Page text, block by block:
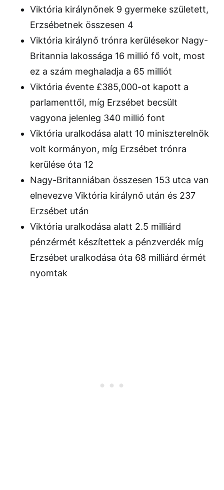
Viktória királynőnek 9 gyermeke született,
Erzsébetnek összesen 4
Viktória királynő trónra kerülésekor Nagy-
Britannia lakossága 16 millió fő volt, most
ez a szám meghaladja a 65 milliót
Viktória évente £385,000-ot kapott a
parlamenttől, míg Erzsébet becsült
vagyona jelenleg 340 millió font
Viktória uralkodása alatt 10 miniszterelnök
volt kormányon, míg Erzsébet trónra
kerülése óta 12
Nagy-Britanniában összesen 153 utca van
elnevezve Viktória királynő után és 237
Erzsébet után
Viktória uralkodása alatt 2.5 milliárd
pénzérmét készítettek a pénzverdék míg
Erzsébet uralkodása óta 68 milliárd érmét
nyomtak